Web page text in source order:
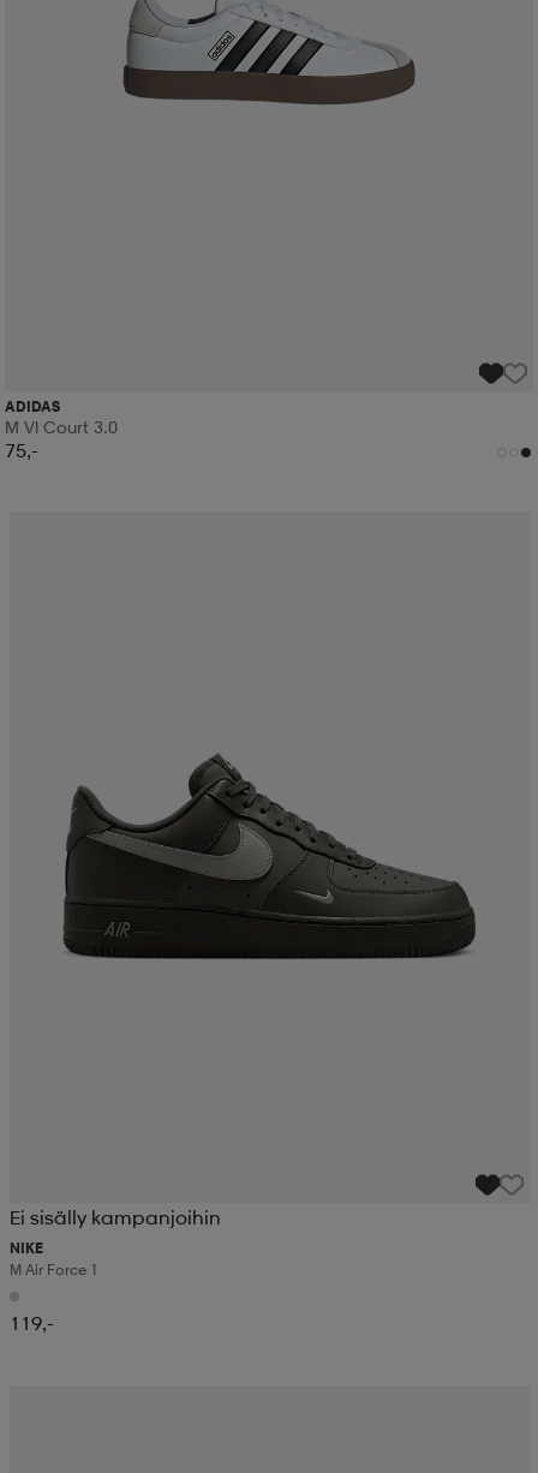
ADIDAS
M Vl Court 3.0
75,-
Ei sisälly kampanjoihin
NIKE
M Air Force 1
119,-